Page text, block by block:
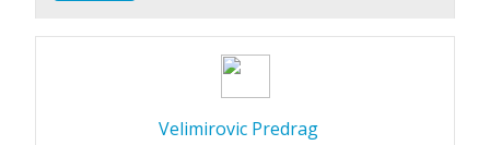
Velimirovic Predrag